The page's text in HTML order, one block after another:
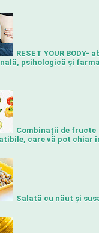
RESET YOUR BODY-
psihologică și
Combinații de fructe
care vă pot chiar
Salată cu năut și